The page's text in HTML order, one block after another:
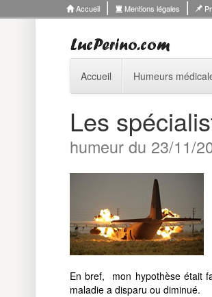
Accueil Mentions légales
Accueil Humeurs
Les
humeur du 23/11/
En bref, mon hypothèse était
maladie a disparu ou diminué.